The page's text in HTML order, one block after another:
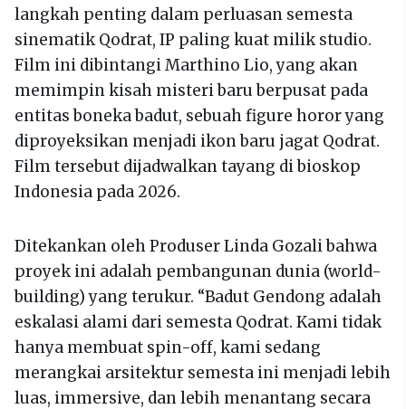
langkah penting dalam perluasan semesta
sinematik Qodrat, IP paling kuat milik studio.
Film ini dibintangi Marthino Lio, yang akan
memimpin kisah misteri baru berpusat pada
entitas boneka badut, sebuah figure horor yang
diproyeksikan menjadi ikon baru jagat Qodrat.
Film tersebut dijadwalkan tayang di bioskop
Indonesia pada 2026.
Ditekankan oleh Produser Linda Gozali bahwa
proyek ini adalah pembangunan dunia (world-
building) yang terukur. “Badut Gendong adalah
eskalasi alami dari semesta Qodrat. Kami tidak
hanya membuat spin-off, kami sedang
merangkai arsitektur semesta ini menjadi lebih
luas, immersive, dan lebih menantang secara